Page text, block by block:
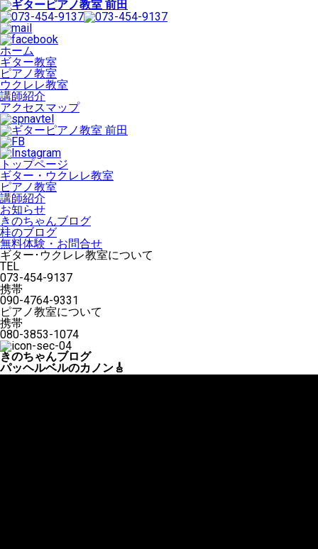
ホーム
ギター教室
ピアノ教室
ウクレレ教室
講師紹介
アクセスマップ
トップページ
ギター・ウクレレ教室
ピアノ教室
講師紹介
お知らせ
きのちゃんブログ
桂のブログ
無料体験・お問合せ
ギター･ウクレレ教室について
TEL
073-454-9137
携帯
090-4764-9331
ピアノ教室について
携帯
080-3853-1074
きのちゃんブログ
パッヘルベルのカノン🎸